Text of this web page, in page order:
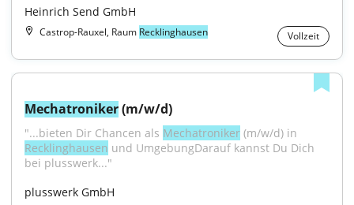
Heinrich Send GmbH
Castrop-Rauxel, Raum Recklinghausen Vollzeit
Mechatroniker (m/w/d)
"...bieten Dir Chancen als Mechatroniker
Recklinghausen und UmgebungDarauf kannst Du Dich
bei plusswerk..."
plusswerk GmbH